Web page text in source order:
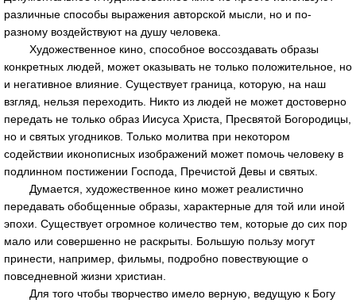
различные способы выражения авторской мысли, но и по-
разному воздействуют на душу человека.
Художественное кино, способное воссоздавать образы
конкретных людей, может оказывать не только положительное, но
и негативное влияние. Существует граница, которую, на наш
взгляд, нельзя переходить. Никто из людей не может достоверно
передать не только образ Иисуса Христа, Пресвятой Богородицы,
но и святых угодников. Только молитва при некотором
содействии иконописных изображений может помочь человеку в
подлинном постижении Господа, Пречистой Девы и святых.
Думается, художественное кино может реалистично
передавать обобщенные образы, характерные для той или иной
эпохи. Существует огромное количество тем, которые до сих пор
мало или совершенно не раскрыты. Большую пользу могут
принести, например, фильмы, подробно повествующие о
повседневной жизни христиан.
Для того чтобы творчество имело верную, ведущую к Богу